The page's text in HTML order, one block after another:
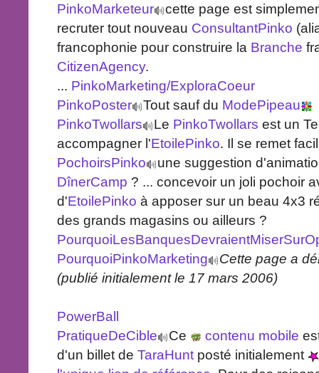
PinkoMarketeur
cette page est
recruter tout nouveau ConsultantPinko
francophonie pour construire la Branche
CitizenAgency.
... PinkoMarketing/ExploraCoeur
PinkoPoster
Tout sauf du ModePipeau
PinkoTwollars
Le PinkoTwollars est un
accompagner l'EtoilePinko. Il se remet
PochoirsPinko
une suggestion
DînerCamp ? ... concevoir un joli pochoir
d'EtoilePinko à apposer sur un beau 4x3
des grands magasins ou ailleurs ?
PourquoiPinkoMarketing
Cette page a
(publié initialement le 17 mars 2006)
PowerBall
PratiqueDeCible
Ce contenu mobile
d'un billet de TaraHunt posté initialement